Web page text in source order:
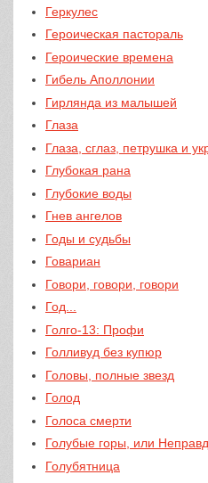
Геркулес
Героическая пастораль
Героические времена
Гибель Аполлонии
Гирлянда из малышей
Глаза
Глаза, сглаз, петрушка и
Глубокая рана
Глубокие воды
Гнев ангелов
Го­ды и судь­бы
Говариан
Говори, говори, говори
Год...
Голго-13: Профи
Голливуд без купюр
Головы, полные звезд
Голод
Голоса смерти
Голубые горы, или
Голубятница